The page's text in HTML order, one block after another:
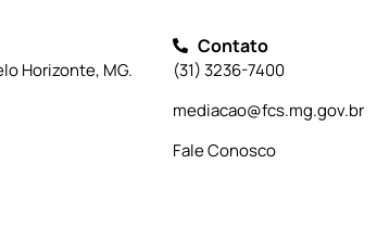
Horizonte, MG.
Contato
(31) 3236-7400
mediacao@fcs.mg.gov.br
Fale Conosco